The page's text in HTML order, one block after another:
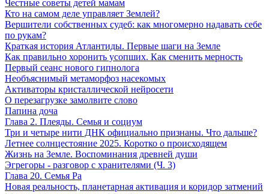
Честные советы детей мамам
Кто на самом деле управляет Землей?
Вершители собственных судеб: как многомерно надавать себе
по рукам?
Краткая история Атлантиды. Первые шаги на Земле
Как правильно хоронить усопших. Как сменить мерность
Первый сеанс нового гипнолога
Необъяснимый метаморфоз насекомых
Активаторы кристаллической нейросети
О перезагрузке замолвите слово
Папина доча
Глава 2. Плеяды. Семья и социум
Три и четыре нити ДНК официально признаны. Что дальше?
Летнее солнцестояние 2025. Коротко о происходящем
Жизнь на Земле. Воспоминания древней души
Эгрегоры - разговор с хранителями (Ч. 3)
Глава 20. Семья Ра
Новая реальность, планетарная активация и коридор затмений